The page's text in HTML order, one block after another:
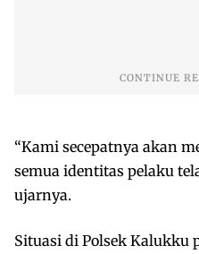
“Kami secepatnya akan
semua identitas pelaku
ujarnya.
Situasi di Polsek Kalukku